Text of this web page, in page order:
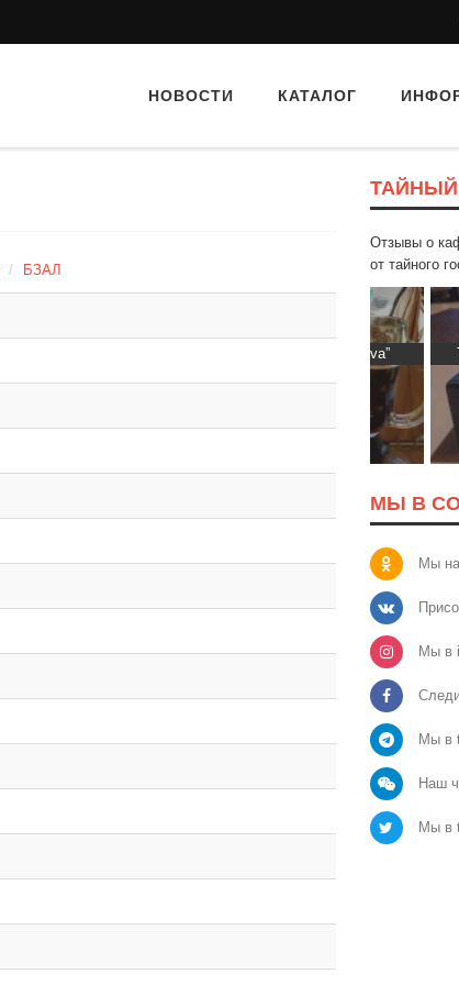
НОВОСТИ КАТАЛОГ
БЗАЛ
ТАЙНЫЙ
Отзывы о
от тайного
Тайный
МЫ В
Мы на
Мы в
Мы в
Наш
Мы в